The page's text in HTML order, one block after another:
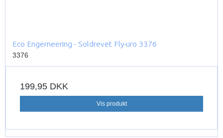
Eco Engerneering - Soldrevet Fly-uro 3376
3376
199,95 DKK
Vis produkt